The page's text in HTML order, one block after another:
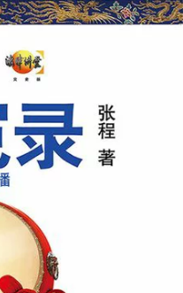
運動休閒 親子玩具
化妝保養